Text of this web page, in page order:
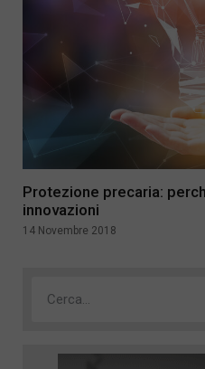
Protezione precaria:
innovazioni
14 Novembre 2018